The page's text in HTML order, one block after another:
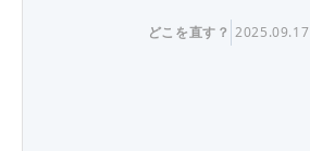
どこを直す？ 2025.09.17